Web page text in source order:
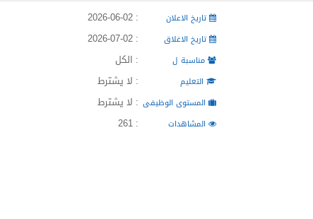
تاريخ الاعلان : 2026-06-02
تاريخ الاغلاق : 2026-07-02
مناسبة ل : الكل
التعليم : لا يشترط
المستوى الوظيفى : لا يشترط
المشاهدات : 261